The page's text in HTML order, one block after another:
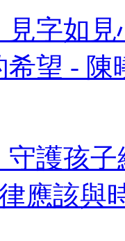
見字如
望 - 陳
守護孩
應該與